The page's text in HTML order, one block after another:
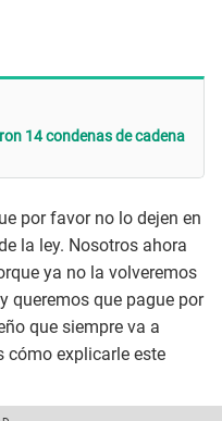
14 condenas de cadena
por favor no lo dejen en
la ley. Nosotros ahora
ya no la volveremos
queremos que pague por
que siempre va a
cómo explicarle este